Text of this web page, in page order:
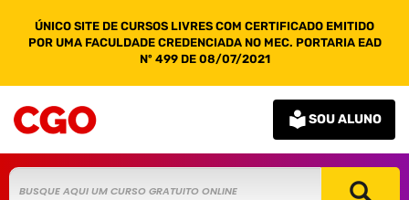
ÚNICO SITE DE CURSOS LIVRES COM CERTIFICADO EMITIDO
POR UMA FACULDADE CREDENCIADA NO MEC. PORTARIA EAD
Nº 499 DE 08/07/2021
SOU ALUNO